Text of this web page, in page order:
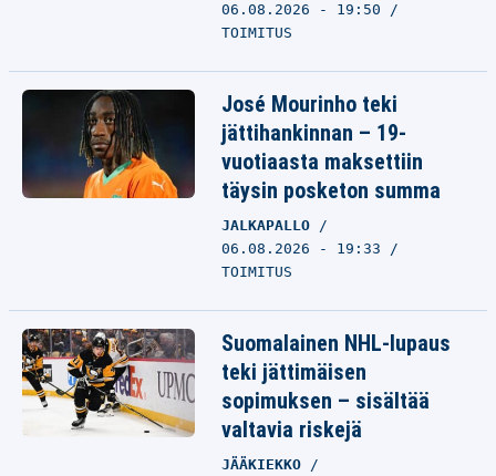
06.08.2026 - 19:50
TOIMITUS
José Mourinho teki
jättihankinnan – 19-
vuotiaasta maksettiin
täysin posketon summa
JALKAPALLO
06.08.2026 - 19:33
TOIMITUS
Suomalainen NHL-lupaus
teki jättimäisen
sopimuksen – sisältää
valtavia riskejä
JÄÄKIEKKO